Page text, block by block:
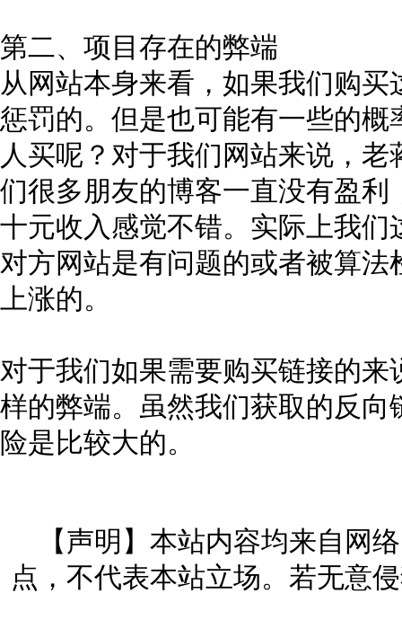
第二、项目存在的弊端
从网站本身来看，如果我们购
惩罚的。但是也可能有一些的
人买呢？对于我们网站来说，
们很多朋友的博客一直没有盈
十元收入感觉不错。实际上我
对方网站是有问题的或者被算
上涨的。
对于我们如果需要购买链接的
样的弊端。虽然我们获取的反
险是比较大的。
【声明】本站内容均来自网
点，不代表本站立场。若无意